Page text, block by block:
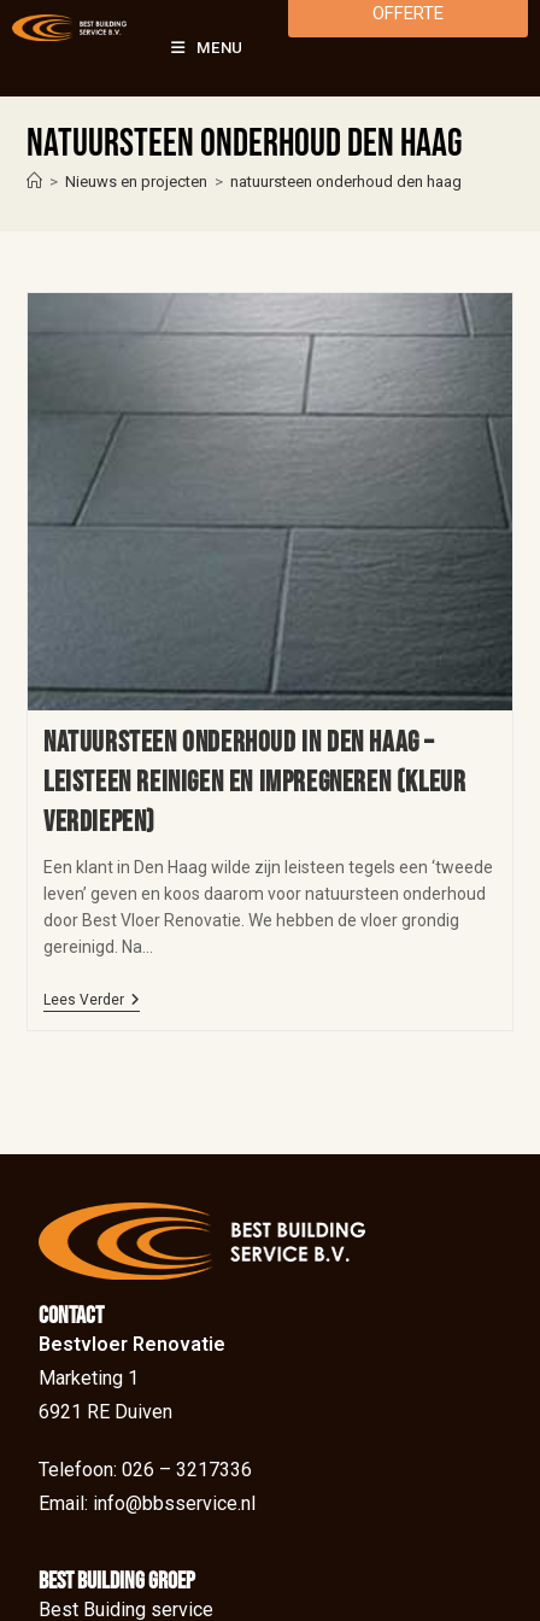
MENU
OFFERTE
natuursteen onderhoud den haag
> Nieuws en projecten > natuursteen onderhoud den haag
Natuursteen onderhoud in Den Haag –
leisteen reinigen en impregneren (kleur
verdiepen)
Een klant in Den Haag wilde zijn leisteen tegels een ‘tweede
leven’ geven en koos daarom voor natuursteen onderhoud
door Best Vloer Renovatie. We hebben de vloer grondig
gereinigd. Na…
Lees Verder
Contact
Bestvloer Renovatie
Marketing 1
6921 RE Duiven
Telefoon: 026 – 3217336
Email: info@bbsservice.nl
BEst Building groep
Best Buiding service